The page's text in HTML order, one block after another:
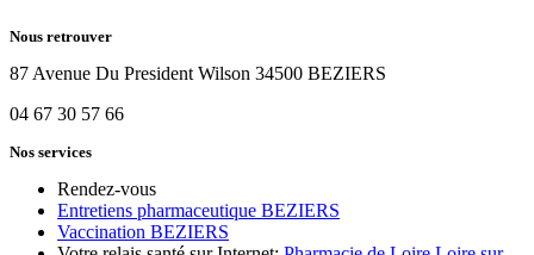
Nous retrouver
87 Avenue Du President Wilson 34500 BEZIERS
04 67 30 57 66
Nos services
Rendez-vous
Entretiens pharmaceutique BEZIERS
Vaccination BEZIERS